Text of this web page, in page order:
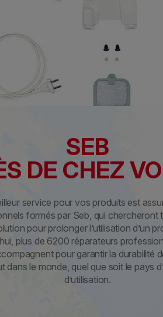
SEB
DE CHEZ
service pour vos produits est
formés par Seb, qui chercheront
pour prolonger l’utilisation d’un
plus de 6200 réparateurs
pour garantir la durabilité
dans le monde, quel que soit le pays
d’utilisation.